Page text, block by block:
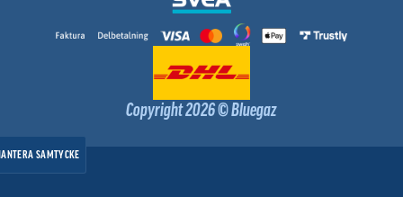
Copyright 2026 © Bluegaz
SAMTYCKE